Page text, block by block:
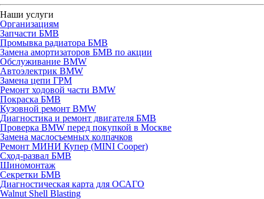
Наши услуги
Организациям
Запчасти БМВ
Промывка радиатора БМВ
Замена амортизаторов БМВ по акции
Обслуживание BMW
Автоэлектрик BMW
Замена цепи ГРМ
Ремонт ходовой части BMW
Покраска БМВ
Кузовной ремонт BMW
Диагностика и ремонт двигателя БМВ
Проверка BMW перед покупкой в Москве
Замена маслосъемных колпачков
Ремонт МИНИ Купер (MINI Cooper)
Сход-развал БМВ
Шиномонтаж
Секретки БМВ
Диагностическая карта для ОСАГО
Walnut Shell Blasting